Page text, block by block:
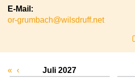
E-Mail:
or-grumbach@wilsdruff.net
« ‹
Juli 2027